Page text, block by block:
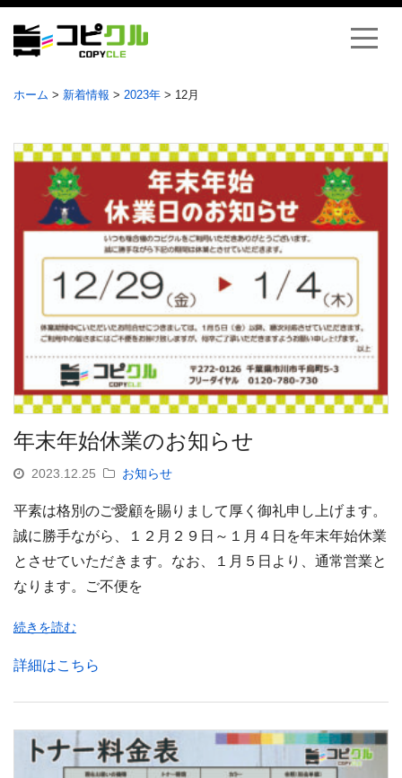
ホーム > 新着情報 > 2023年 > 12月
年末年始休業のお知らせ
2023.12.25 お知らせ
平素は格別のご愛顧を賜りまして厚く御礼申し上げます。
誠に勝手ながら、１２月２９日～１月４日を年末年始休業
とさせていただきます。なお、１月５日より、通常営業と
なります。ご不便を
続きを読む
詳細はこちら